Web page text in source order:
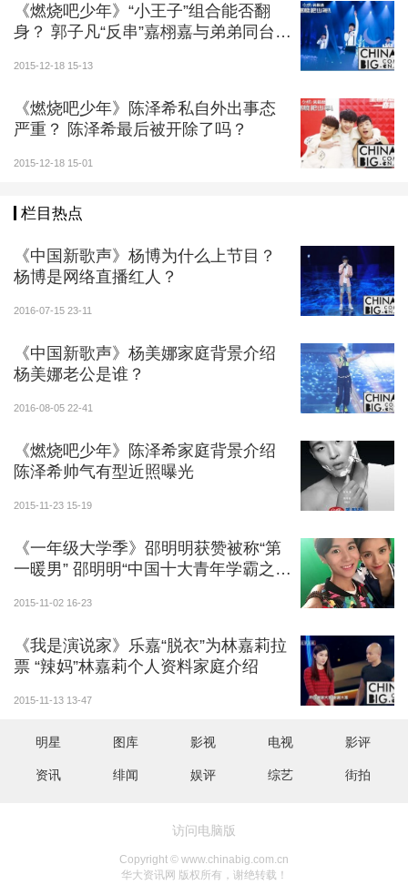
《燃烧吧少年》“小王子”组合能否翻
身？ 郭子凡“反串”嘉栩嘉与弟弟同台配
2015-12-18 15-13
《燃烧吧少年》陈泽希私自外出事态
严重？ 陈泽希最后被开除了吗？
2015-12-18 15-01
栏目热点
《中国新歌声》杨博为什么上节目？
杨博是网络直播红人？
2016-07-15 23-11
《中国新歌声》杨美娜家庭背景介绍
杨美娜老公是谁？
2016-08-05 22-41
《燃烧吧少年》陈泽希家庭背景介绍
陈泽希帅气有型近照曝光
2015-11-23 15-19
《一年级大学季》邵明明获赞被称“第
一暖男” 邵明明“中国十大青年学霸之
2015-11-02 16-23
《我是演说家》乐嘉“脱衣”为林嘉莉拉
票 “辣妈”林嘉莉个人资料家庭介绍
2015-11-13 13-47
明星 图库 影视 电视 影评
资讯 绯闻 娱评 综艺 街拍
访问电脑版
Copyright © www.chinabig.com.cn
华大资讯网 版权所有，谢绝转载！